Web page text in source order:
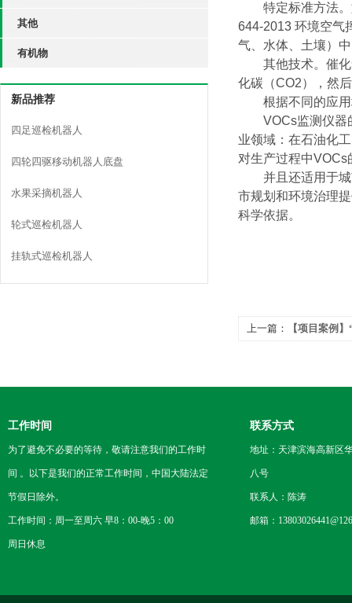
其他
有机物
新品推荐
四足巡检机器人
四轮四驱移动机器人底盘
水果采摘机器人
轮式巡检机器人
挂轨式巡检机器人
特定标准方法
644-2013 环境空气
气、水体、土壤）
其他技术。催
化碳（CO2），然
根据不同的应
VOCs监测仪器
业领域：在石油化
对生产过程中VOCs
并且还适用于
市规划和环境治理
科学依据。
上一篇：
【项目案例
工作时间
为了避免不必要的等待，敬请注意我们的工作时
间 。以下是我们的正常工作时间，中国大陆法定
节假日除外。
工作时间：周一至周六 早8：00-晚5：00
周日休息
联系方式
地址：天津滨海高新区
八号
联系人：陈涛
邮箱：